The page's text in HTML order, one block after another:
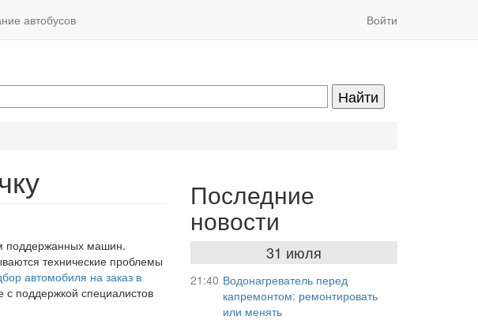
автобусов Войти
поддержанных машин.
технические проблемы
автомобиля на заказ в
с поддержкой специалистов
Последние
новости
31 июля
21:40 Водонагреватель перед
капремонтом: ремонтировать
или менять